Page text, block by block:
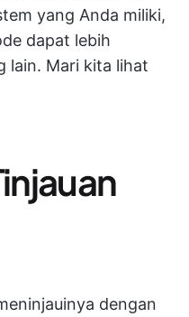
yang Anda miliki,
dapat lebih
lain. Mari kita lihat
dengan